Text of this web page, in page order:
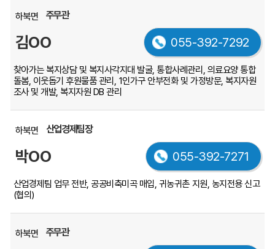
하북면 주무관
김OO 055-392-7292
찾아가는 복지상담 및 복지사각지대 발굴, 통합사례관리, 의료요양 통합
돌봄, 이웃돕기 후원물품 관리, 1인가구 안부전화 및 가정방문, 복지자원
조사 및 개발, 복지자원 DB 관리
하북면 산업경제팀장
박OO 055-392-7271
산업경제팀 업무 전반, 공공비축미곡 매입, 귀농귀촌 지원, 농지전용 신고
(협의)
하북면 주무관